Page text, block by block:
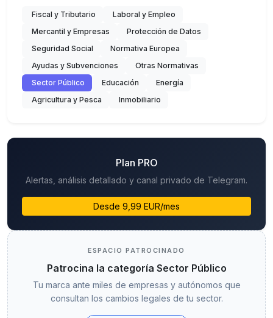
Fiscal y Tributario
Laboral y Empleo
Mercantil y Empresas
Protección de Datos
Seguridad Social
Normativa Europea
Ayudas y Subvenciones
Otras Normativas
Sector Público
Educación
Energía
Agricultura y Pesca
Inmobiliario
Plan PRO
Alertas, análisis detallado y canal privado de Telegram.
Desde 9,99 EUR/mes
ESPACIO PATROCINADO
Patrocina la categoría Sector Público
Tu marca ante miles de empresas y autónomos que
consultan los cambios legales de tu sector.